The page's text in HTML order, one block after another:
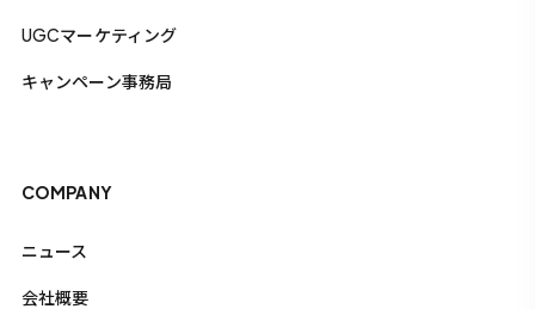
UGCマーケティング
キャンペーン事務局
COMPANY
ニュース
会社概要